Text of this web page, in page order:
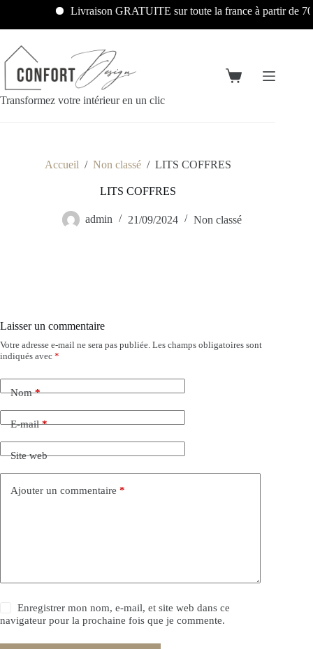
Livraison GRATUITE sur toute la france à partir de
Transformez votre intérieur en un clic
Accueil / Non classé / LITS COFFRES
LITS COFFRES
admin 21/09/2024 Non classé
Laisser un commentaire
Votre adresse e-mail ne sera pas publiée. Les champs obligatoires sont
indiqués avec *
Nom*
E-mail*
Site web
Ajouter un commentaire *
Enregistrer mon nom, e-mail, et site web dans ce
navigateur pour la prochaine fois que je commente.